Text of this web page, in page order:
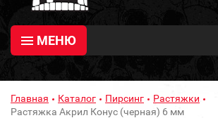
МЕНЮ
Главная Каталог Пирсинг
Растяжки
Растяжка Акрил Конус (черная) 6 мм